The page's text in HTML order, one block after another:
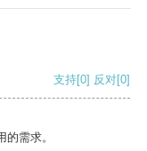
支持[0] 反对[0]
需求。